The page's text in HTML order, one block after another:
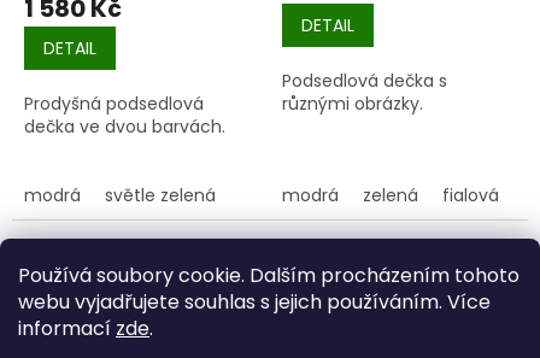
Používá soubory cookie. Dalším procházením tohoto
webu vyjadřujete souhlas s jejich používáním. Více
informací zde.
1 580 Kč
DETAIL
Prodyšná podsedlová
dečka ve dvou barvách.
modrá světle zelená
DETAIL
Podsedlová dečka s
různými obrázky.
modrá zelená fialová